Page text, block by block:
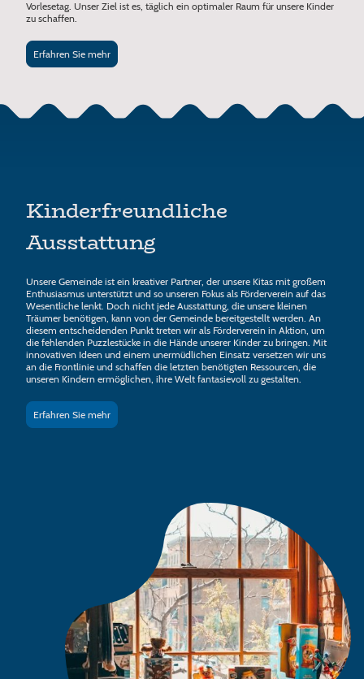
Vorlesetag. Unser Ziel ist es, täglich ein optimaler Raum für unsere Kinder
zu schaffen.
Erfahren Sie mehr
Kinderfreundliche
Ausstattung
Unsere Gemeinde ist ein kreativer Partner, der unsere Kitas mit großem
Enthusiasmus unterstützt und so unseren Fokus als Förderverein auf das
Wesentliche lenkt. Doch nicht jede Ausstattung, die unsere kleinen
Träumer benötigen, kann von der Gemeinde bereitgestellt werden. An
diesem entscheidenden Punkt treten wir als Förderverein in Aktion, um
die fehlenden Puzzlestücke in die Hände unserer Kinder zu bringen. Mit
innovativen Ideen und einem unermüdlichen Einsatz versetzen wir uns
an die Frontlinie und schaffen die letzten benötigten Ressourcen, die
unseren Kindern ermöglichen, ihre Welt fantasievoll zu gestalten.
Erfahren Sie mehr